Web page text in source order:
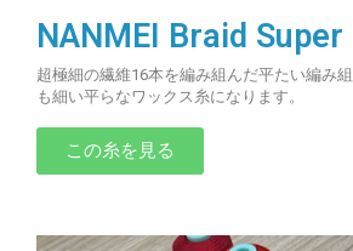
NANMEI Braid Super
超極細の繊維16本を編み組んだ平たい編み
も細い平らなワックス糸になります。
この糸を見る